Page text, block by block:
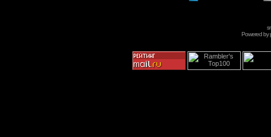
Powered by